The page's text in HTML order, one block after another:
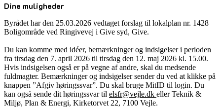
Dine muligheder
Byrådet har den 25.03.2026 vedtaget forslag til lokalplan nr. 1428
Boligområde ved Ringivevej i Give syd, Give.
Du kan komme med idéer, bemærkninger og indsigelser i perioden
fra tirsdag den 7. april 2026 til tirsdag den 12. maj 2026 kl. 15.00.
Hvis indsigelsen også er på vegne af andre, skal du medsende
fuldmagter. Bemærkninger og indsigelser sender du ved at klikke på
knappen ”Afgiv høringssvar”. Du skal bruge MitID til login. Du
kan også sende dit høringssvar til elsfr@vejle.dk eller Teknik &
Miljø, Plan & Energi, Kirketorvet 22, 7100 Vejle.